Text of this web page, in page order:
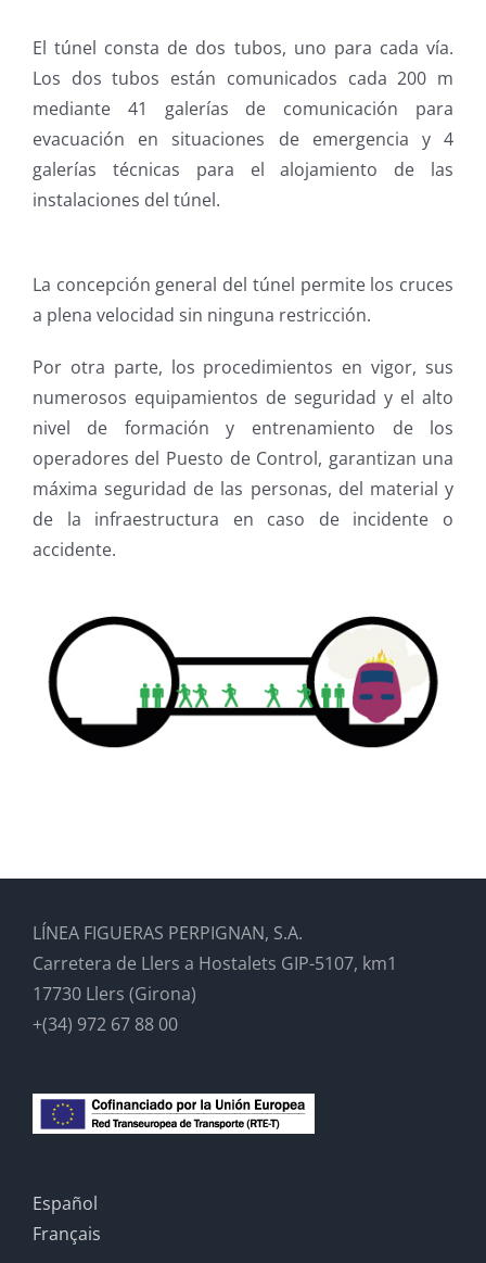
El túnel consta de dos tubos, uno para cada vía.
Los dos tubos están comunicados cada 200 m
mediante 41 galerías de comunicación para
evacuación en situaciones de emergencia y 4
galerías técnicas para el alojamiento de las
instalaciones del túnel.
La concepción general del túnel permite los cruces
a plena velocidad sin ninguna restricción.
Por otra parte, los procedimientos en vigor, sus
numerosos equipamientos de seguridad y el alto
nivel de formación y entrenamiento de los
operadores del Puesto de Control, garantizan una
máxima seguridad de las personas, del material y
de la infraestructura en caso de incidente o
accidente.
LÍNEA FIGUERAS PERPIGNAN, S.A.
Carretera de Llers a Hostalets GIP-5107, km1
17730 Llers (Girona)
+(34) 972 67 88 00
Español
Français